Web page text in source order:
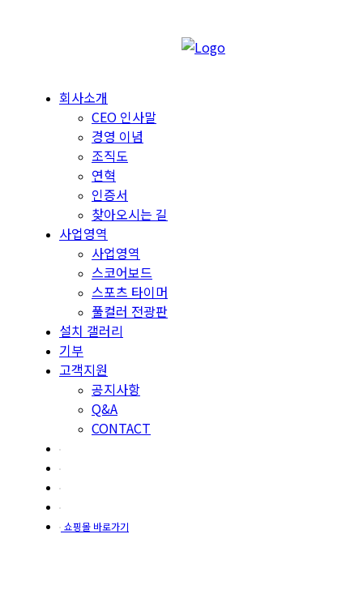
회사소개
CEO 인사말
경영 이념
조직도
연혁
인증서
찾아오시는 길
사업영역
사업영역
스코어보드
스포츠 타이머
풀컬러 전광판
설치 갤러리
기부
고객지원
공지사항
Q&A
CONTACT
쇼핑몰 바로가기